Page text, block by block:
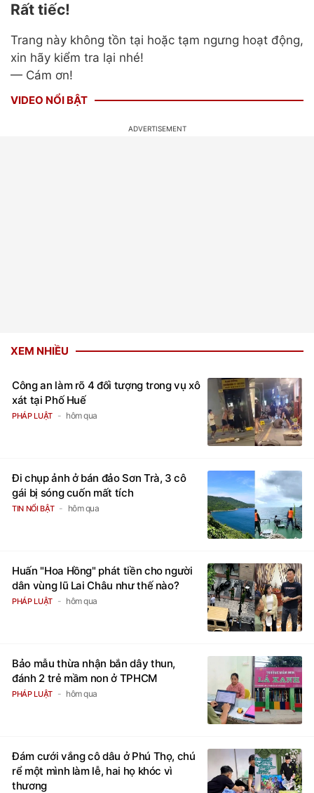
Rất tiếc!
Trang này không tồn tại hoặc tạm ngưng hoạt động,
xin hãy kiểm tra lại nhé!
— Cám ơn!
VIDEO NỔI BẬT
XEM NHIỀU
Công an làm rõ 4 đối tượng trong vụ xô
xát tại Phố Huế
PHÁP LUẬT hôm qua
Đi chụp ảnh ở bán đảo Sơn Trà, 3 cô
gái bị sóng cuốn mất tích
TIN NỔI BẬT hôm qua
Huấn "Hoa Hồng" phát tiền cho người
dân vùng lũ Lai Châu như thế nào?
PHÁP LUẬT hôm qua
Bảo mẫu thừa nhận bắn dây thun,
đánh 2 trẻ mầm non ở TPHCM
PHÁP LUẬT hôm qua
Đám cưới vắng cô dâu ở Phú Thọ, chú
rể một mình làm lễ, hai họ khóc vì
thương